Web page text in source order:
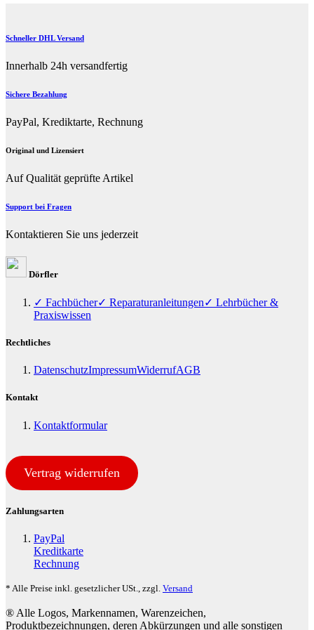
Schneller DHL Versand
Innerhalb 24h versandfertig
Sichere Bezahlung
PayPal, Krediktarte, Rechnung
Original und Lizensiert
Auf Qualität geprüfte Artikel
Support bei Fragen
Kontaktieren Sie uns jederzeit
Dörfler
✓ Fachbücher✓ Reparaturanleitungen✓ Lehrbücher &
Praxiswissen
Rechtliches
DatenschutzImpressumWiderrufAGB
Kontakt
Kontaktformular
Vertrag widerrufen
Zahlungsarten
PayPal
Kreditkarte
Rechnung
* Alle Preise inkl. gesetzlicher USt., zzgl. Versand
® Alle Logos, Markennamen, Warenzeichen,
Produktbezeichnungen, deren Abkürzungen und alle sonstigen